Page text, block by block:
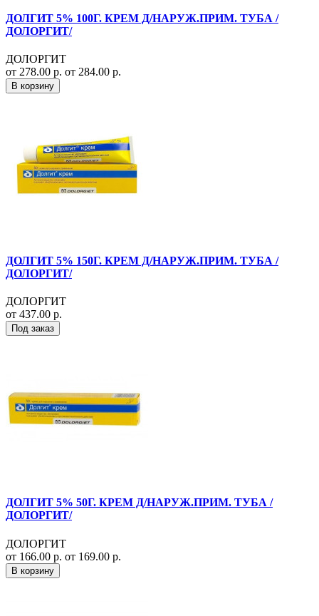
ДОЛГИТ 5% 100Г. КРЕМ Д/НАРУЖ.ПРИМ. ТУБА /
ДОЛОРГИТ/
ДОЛОРГИТ
от 278.00 р. от 284.00 р.
В корзину
ДОЛГИТ 5% 150Г. КРЕМ Д/НАРУЖ.ПРИМ. ТУБА /
ДОЛОРГИТ/
ДОЛОРГИТ
от 437.00 р.
Под заказ
ДОЛГИТ 5% 50Г. КРЕМ Д/НАРУЖ.ПРИМ. ТУБА /
ДОЛОРГИТ/
ДОЛОРГИТ
от 166.00 р. от 169.00 р.
В корзину